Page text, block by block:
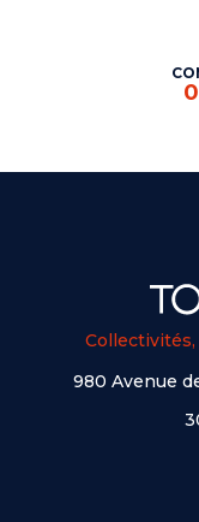
980 Avenue